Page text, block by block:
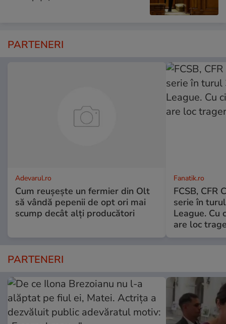
PARTENERI
Adevarul.ro
Cum reușește un fermier din Olt
să vândă pepenii de opt ori mai
scump decât alți producători
Fanatik.ro
FCSB, CFR
serie în
League. Cu
are loc
PARTENERI